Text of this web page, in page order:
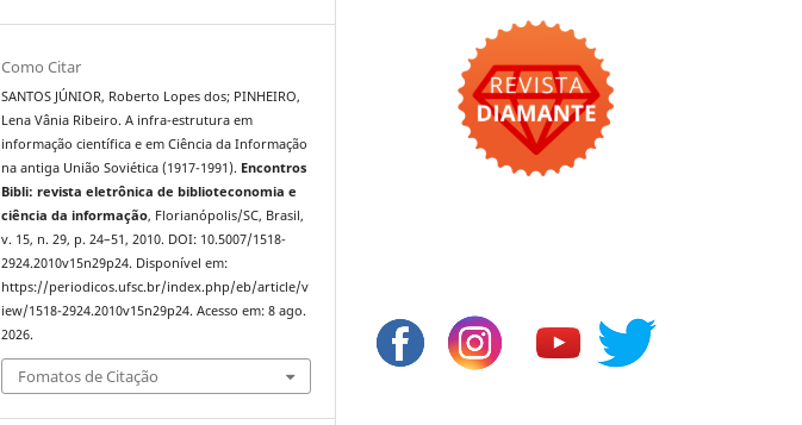
Como Citar
SANTOS JÚNIOR, Roberto Lopes dos; PINHEIRO,
Lena Vânia Ribeiro. A infra-estrutura em
informação científica e em Ciência da Informação
na antiga União Soviética (1917-1991). Encontros
Bibli: revista eletrônica de biblioteconomia e
ciência da informação, Florianópolis/SC, Brasil,
v. 15, n. 29, p. 24–51, 2010. DOI: 10.5007/1518-
2924.2010v15n29p24. Disponível em:
https://periodicos.ufsc.br/index.php/eb/article/v
iew/1518-2924.2010v15n29p24. Acesso em: 8 ago.
2026.
Fomatos de Citação